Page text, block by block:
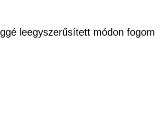
leegyszerűsített módon fogom